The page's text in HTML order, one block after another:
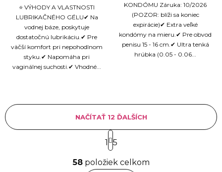
⭐ VÝHODY A VLASTNOSTI
LUBRIKAČNÉHO GÉLU✔ Na
vodnej báze, poskytuje
dostatočnú lubrikáciu.✔ Pre
väčší komfort pri nepohodlnom
styku.✔ Napomáha pri
vaginálnej suchosti.✔ Vhodné...
KONDÓMU Záruka: 10/2026
(POZOR: blíži sa koniec
expirácie)✔ Extra veľké
kondómy na mieru.✔ Pre obvod
penisu 15 - 16 cm.✔ Ultra tenká
hrúbka (0.05 - 0.06...
O
v
NAČÍTAŤ 12 ĎALŠÍCH
S
t
r
á
1 5
58položiek celkom